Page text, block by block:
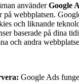
använderGoogle
på webbplatsen.
och liknande
baserade på dina
och andra
Google Ads